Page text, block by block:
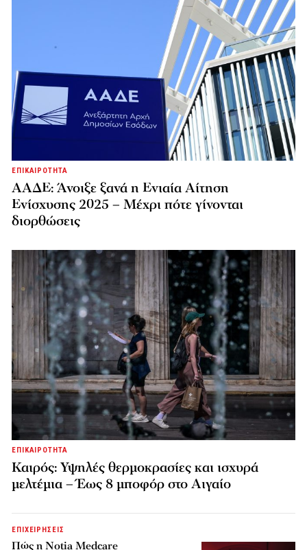
ΕΠΙΚΑΙΡΟΤΗΤΑ
ΑΑΔΕ: Άνοιξε ξανά η Ενιαία Αίτηση
Ενίσχυσης 2025 – Μέχρι πότε γίνονται
διορθώσεις
ΕΠΙΚΑΙΡΟΤΗΤΑ
Καιρός: Υψηλές θερμοκρασίες και ισχυρά
μελτέμια – Έως 8 μποφόρ στο Αιγαίο
ΕΠΙΧΕΙΡΗΣΕΙΣ
Πώς η Notia Medcare